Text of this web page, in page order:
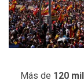
Más de 120